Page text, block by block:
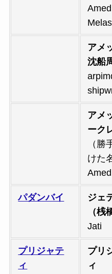
Amed
アメ
沈船
アメ
ーク
（勝
けた
パダンバイ
ジェ
（桟
Jati
プリジャテ
ィ
プリ
ィ